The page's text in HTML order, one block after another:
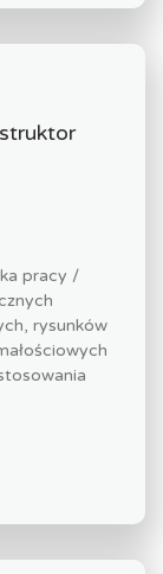
pracy /
rysunków